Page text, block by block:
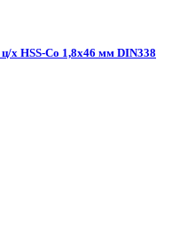
ц/х HSS-Co 1,8х46 мм DIN338